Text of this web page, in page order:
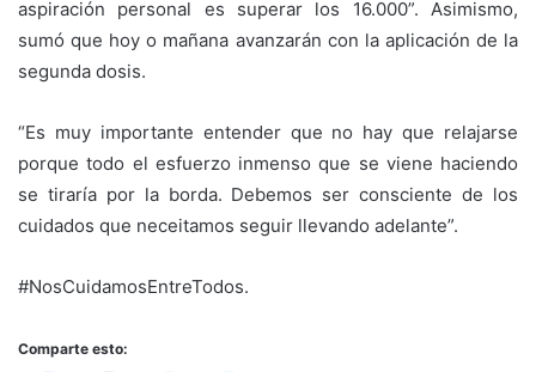
aspiración personal es superar los 16.000”. Asimismo,
sumó que hoy o mañana avanzarán con la aplicación de la
segunda dosis.
“Es muy importante entender que no hay que relajarse
porque todo el esfuerzo inmenso que se viene haciendo
se tiraría por la borda. Debemos ser consciente de los
cuidados que neceitamos seguir llevando adelante”.
#NosCuidamosEntreTodos.
Comparte esto: